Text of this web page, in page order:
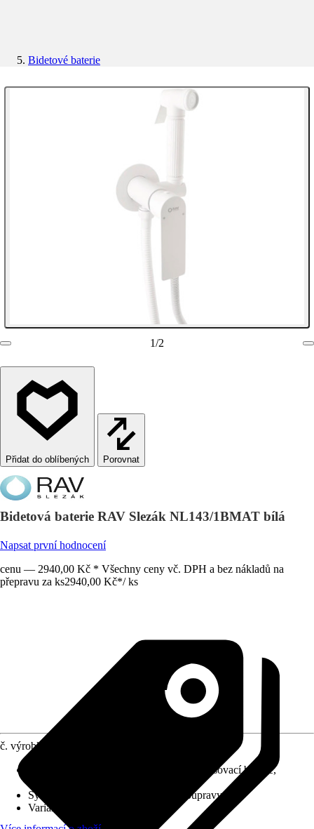
Bidetové baterie
1/2
Porovnat
Bidetová baterie RAV Slezák NL143/1BMAT bílá
Napsat první hodnocení
cenu — 2940,00 Kč * Všechny ceny vč. DPH a bez nákladů na
přepravu za ks2940,00 Kč*/ ks
č. výrobku
Jednopáková směšovací baterie,
Systém vypouštění
Bez odtokové soupravy
Varianta